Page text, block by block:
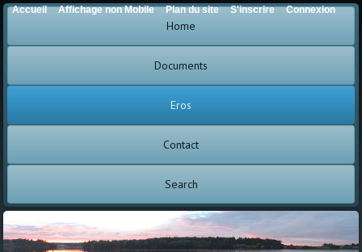
Home
Documents
Eros
Contact
Search
Accueil Affichage non Mobile Plan du site S'inscrire Connexion